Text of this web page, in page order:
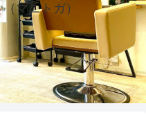
マニトガ）